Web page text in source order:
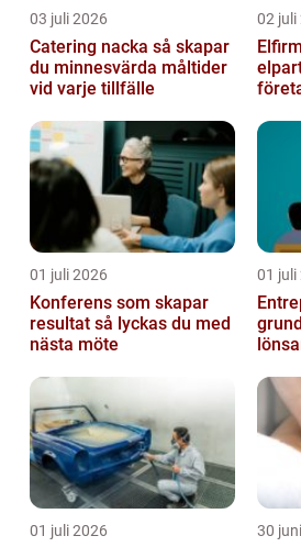
03 juli 2026
Catering nacka så skapar
du minnesvärda måltider
vid varje tillfälle
02 juli
01 juli 2026
Konferens som skapar
resultat så lyckas du med
nästa möte
01 juli
01 juli 2026 30